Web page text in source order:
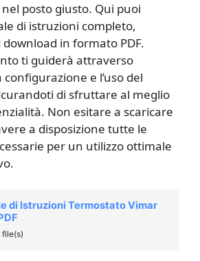
posto giusto. Qui puoi
di istruzioni completo,
in formato PDF.
ti guiderà attraverso
configurazione e l’uso del
di sfruttare al meglio
Non esitare a scaricare
a disposizione tutte le
per un utilizzo ottimale
di Istruzioni Termostato Vimar
file(s)